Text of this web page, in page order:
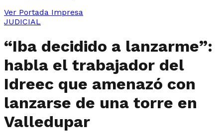
Ver Portada Impresa
JUDICIAL
“Iba decidido a lanzarme”:
habla el trabajador del
Idreec que amenazó con
lanzarse de una torre en
Valledupar